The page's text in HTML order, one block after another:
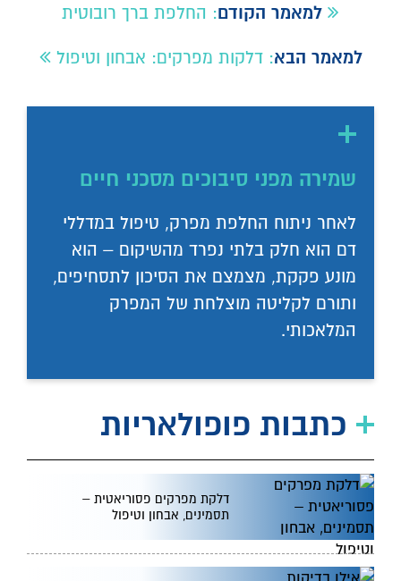
למאמר הקודם: החלפת ברך רובוטית
למאמר הבא:דלקות מפרקים: אבחון וטיפול
שמירה מפני סיבוכים מסכני חיים
לאחר ניתוח החלפת מפרק, טיפול במדללי
דם הוא חלק בלתי נפרד מהשיקום – הוא
מונע פקקת, מצמצם את הסיכון לתסחיפים,
ותורם לקליטה מוצלחת של המפרק
המלאכותי.
כתבות פופולאריות
דלקת מפרקים פסוריאטית –
תסמינים, אבחון וטיפול